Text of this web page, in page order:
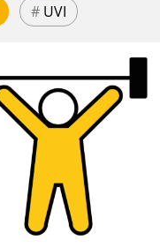
# UVI